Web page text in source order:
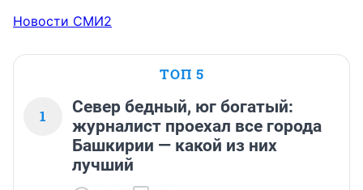
Новости СМИ2
ТОП 5
1
Север бедный, юг богатый:
журналист проехал все города
Башкирии — какой из них
лучший